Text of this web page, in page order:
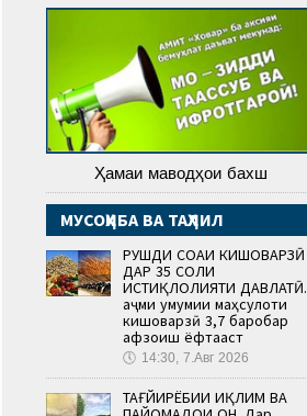
Ҳамаи маводҳои бахш
МУСОҲИБА ВА ТАҲЛИЛ
РУШДИ СОҲАИ КИШОВАРЗӢ
ДАР 35 СОЛИ
ИСТИҚЛОЛИЯТИ ДАВЛАТӢ.
Ҳаҷми умумии маҳсулоти
кишоварзӣ 3,7 баробар
афзоиш ёфтааст
🕔 14:30, 7.Авг 2026
ТАҒЙИРЁБИИ ИҚЛИМ ВА